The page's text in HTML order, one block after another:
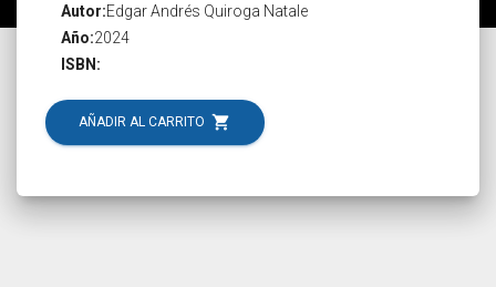
Autor:Edgar Andrés Quiroga Natale
Año:2024
ISBN:
AÑADIR AL CARRITO shopping_cart